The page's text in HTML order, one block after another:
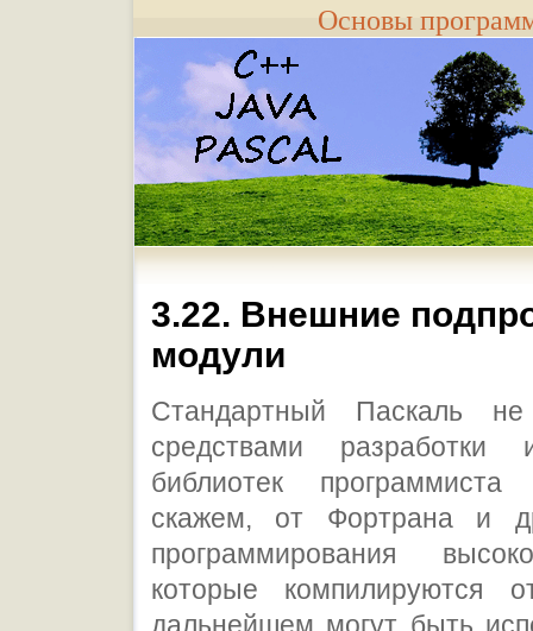
Основы
3.22. Внешние
модули
Стандартный Паскаль не
средствами разработки
библиотек
скажем, от Фортрана и
программирования
которые компилируются